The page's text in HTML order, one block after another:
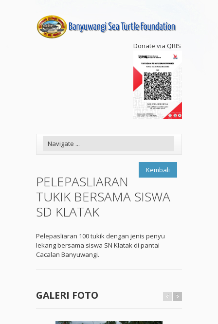
Donate via QRIS
Kembali
PELEPASLIARAN
TUKIK BERSAMA SISWA
SD KLATAK
Pelepasliaran 100 tukik dengan jenis penyu
lekang bersama siswa SN Klatak di pantai
Cacalan Banyuwangi.
GALERI FOTO